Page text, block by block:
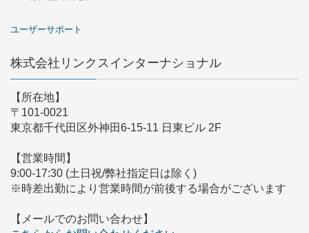
ユーザーサポート
株式会社リンクスインターナショナル
【所在地】
〒101-0021
東京都千代田区外神田6-15-11 日東ビル 2F
【営業時間】
9:00-17:30 (土日祝/弊社指定日は除く)
※時差出勤により営業時間が前後する場合がございます
【メールでのお問い合わせ】